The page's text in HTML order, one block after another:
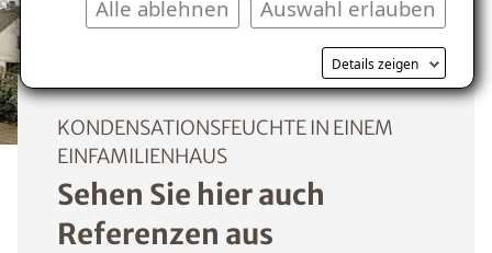
Auswahl erlauben
Alle ablehnen
Details zeigen
KONDENSATIONSFEUCHTE IN EINEM
EINFAMILIENHAUS
Sehen Sie hier auch
Referenzen aus
Kostenlosen Ratgeber anfordern
Voraussetzung für den Erhalt des kostenfreien
Ratgebers ist die Anmeldung zu unserem Newsletter.